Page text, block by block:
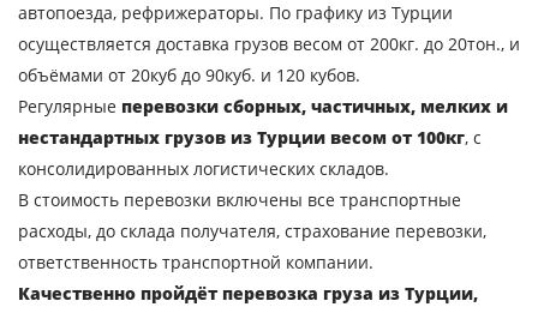
автопоезда, рефрижераторы. По графику из Турции
осуществляется доставка грузов весом от 200кг. до 20тон., и
объёмами от 20куб до 90куб. и 120 кубов.
Регулярные перевозки сборных, частичных, мелких и
нестандартных грузов из Турции весом от 100кг, с
консолидированных логистических складов.
В стоимость перевозки включены все транспортные
расходы, до склада получателя, страхование перевозки,
ответственность транспортной компании.
Качественно пройдёт перевозка груза из Турции,